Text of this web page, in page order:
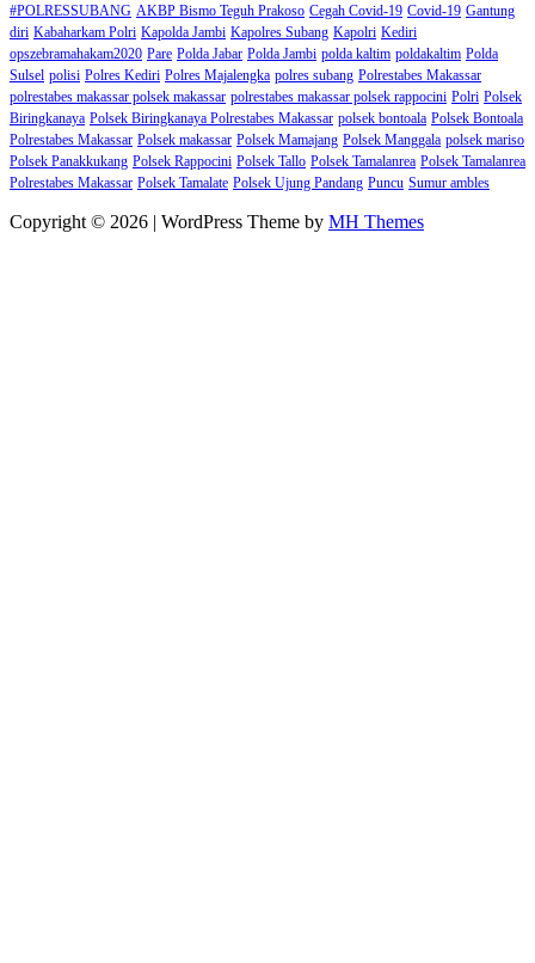
#POLRESSUBANG AKBP Bismo Teguh Prakoso Cegah Covid-19 Covid-19 Gantung
diri Kabaharkam Polri Kapolda Jambi Kapolres Subang Kapolri Kediri
opszebramahakam2020 Pare Polda Jabar Polda Jambi polda kaltim poldakaltim Polda
Sulsel polisi Polres Kediri Polres Majalengka polres subang Polrestabes Makassar
polrestabes makassar polsek makassar polrestabes makassar polsek rappocini Polri Polsek
Biringkanaya Polsek Biringkanaya Polrestabes Makassar polsek bontoala Polsek Bontoala
Polrestabes Makassar Polsek makassar Polsek Mamajang Polsek Manggala polsek mariso
Polsek Panakkukang Polsek Rappocini Polsek Tallo Polsek Tamalanrea Polsek Tamalanrea
Polrestabes Makassar Polsek Tamalate Polsek Ujung Pandang Puncu Sumur ambles
Copyright © 2026 | WordPress Theme by MH Themes